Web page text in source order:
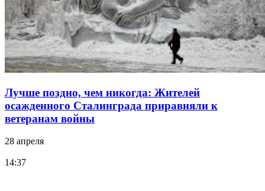
Лучше поздно, чем никогда: Жителей
осажденного Сталинграда приравняли к
ветеранам войны
28 апреля
14:37